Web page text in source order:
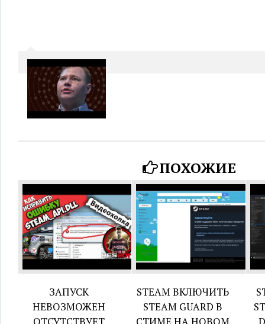
ПОХОЖИЕ
ЗАПУСК
НЕВОЗМОЖЕН
ОТСУТСТВУЕТ
STEAM ВКЛЮЧИТЬ
STEAM GUARD В
СТИМЕ НА НОВОМ